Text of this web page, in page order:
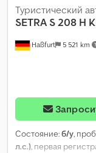
Haßfurt 5 521 km
Туристический
SETRA S 208 H
Состояние:б/у,
л.с.), первая